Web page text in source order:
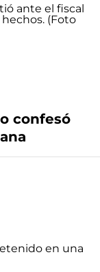
confesó